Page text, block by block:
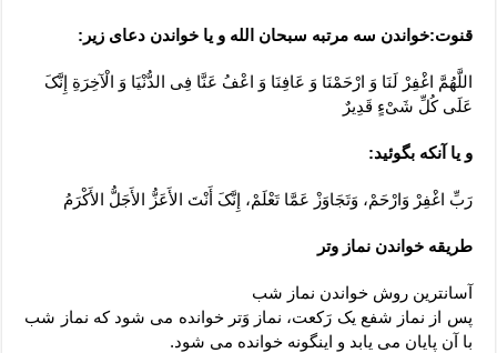
قنوت:خواندن سه مرتبه سبحان الله و یا خواندن دعای زیر:
اللَّهُمَّ اغْفِرْ لَنَا وَ ارْحَمْنَا وَ عَافِنَا وَ اعْفُ عَنَّا فِی الدُّنْیَا وَ الْآخِرَةِ إِنَّکَ
عَلَی کُلِّ شَیْ‏ءٍ قَدِیرٌ
و یا آنکه بگوئید:
رَبِّ اغْفِرْ وَارْحَمْ، وَتَجَاوَزْ عَمَّا تَعْلَمْ، إِنَّکَ أَنْتَ الأَعَزُّ الأَجَلُّ الأَکْرَمُ
طریقه خواندن نماز وتر
آسانترین روش خواندن نماز شب
پس از نماز شفع یک رَکعت، نماز وَتر خوانده می شود که نماز شب
با آن پایان می یابد و اینگونه خوانده می شود.